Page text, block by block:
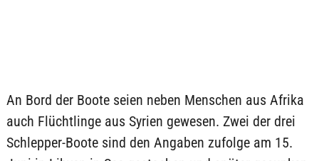
An Bord der Boote seien neben Menschen aus Afrika
auch Flüchtlinge aus Syrien gewesen. Zwei der drei
Schlepper-Boote sind den Angaben zufolge am 15.